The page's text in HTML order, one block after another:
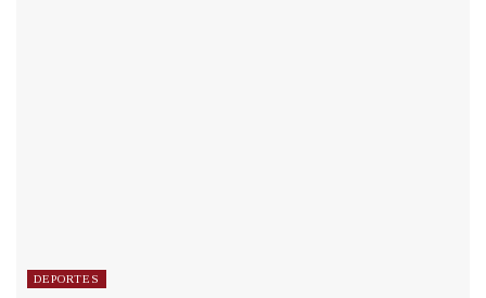
DEPORTES